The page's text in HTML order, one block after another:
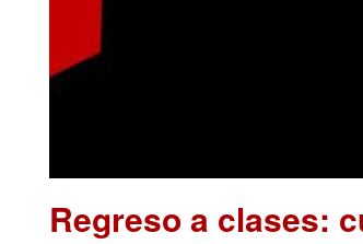
Regreso a clases: